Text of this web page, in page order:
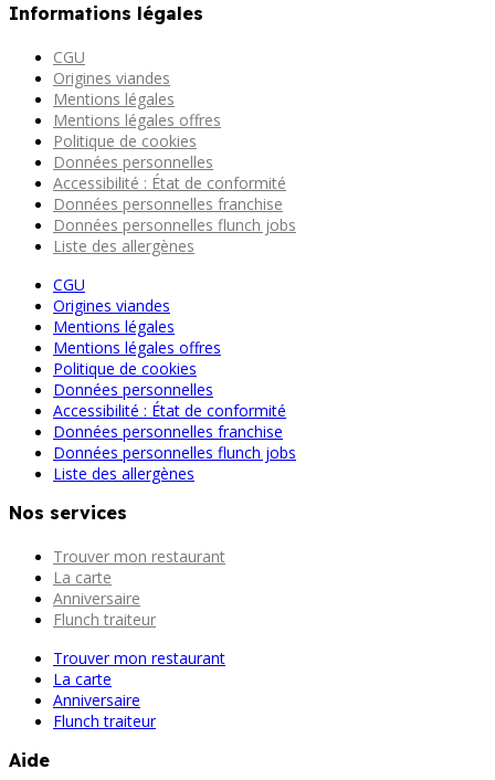
Informations légales
CGU
Origines viandes
Mentions légales
Mentions légales offres
Politique de cookies
Données personnelles
Accessibilité : État de conformité
Données personnelles franchise
Données personnelles flunch jobs
Liste des allergènes
CGU
Origines viandes
Mentions légales
Mentions légales offres
Politique de cookies
Données personnelles
Accessibilité : État de conformité
Données personnelles franchise
Données personnelles flunch jobs
Liste des allergènes
Nos services
Trouver mon restaurant
La carte
Anniversaire
Flunch traiteur
Trouver mon restaurant
La carte
Anniversaire
Flunch traiteur
Aide